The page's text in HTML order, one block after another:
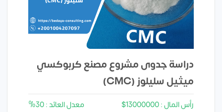
دراسة جدوى مشروع مصنع كربوكسي
ميثيل سليلوز (CMC)
رأس المال : 13000000$ معدل العائد : 30%